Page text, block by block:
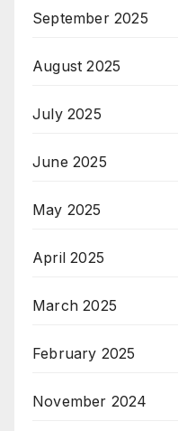
September 2025
August 2025
July 2025
June 2025
May 2025
April 2025
March 2025
February 2025
November 2024